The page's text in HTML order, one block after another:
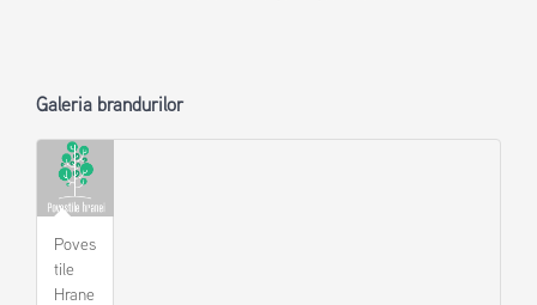
Galeria brandurilor
Poves
tile
Hrane